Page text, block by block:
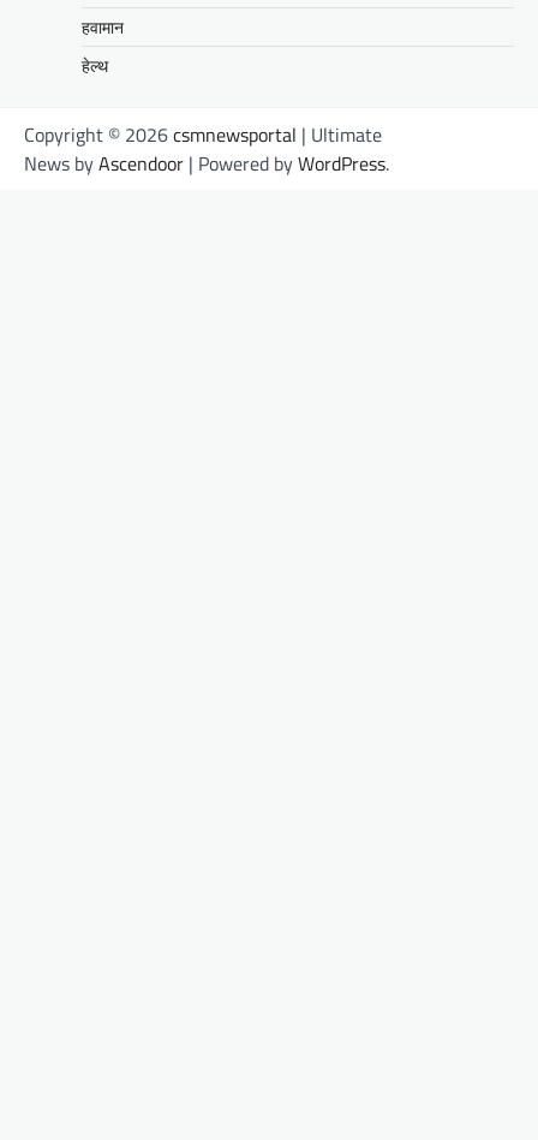
हवामान
हेल्थ
Copyright © 2026csmnewsportal | Ultimate
News byAscendoor | Powered byWordPress.